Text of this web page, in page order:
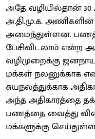
அதே வழியில்தான்
அ.தி.மு.க.
அமைந்துள்ளன.
பேசிவிடலாம் என்ற
வழிமுறைக்கு
மக்கள் நலனுக்காக
சுயநலத்துக்காக
அந்த அதிகாரத்தை
பணத்தை வைத்து
மக்களுக்கு